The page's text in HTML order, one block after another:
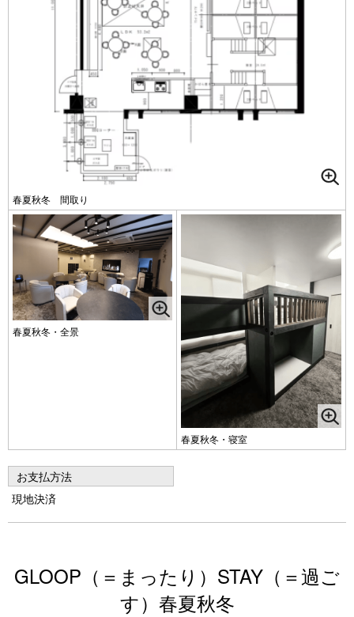
春夏秋冬 間取り
春夏秋冬・全景
春夏秋冬・寝室
お支払方法
現地決済
GLOOP（＝まったり）STAY（＝過ご
す）春夏秋冬